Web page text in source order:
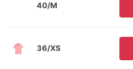
40/M
36/XS